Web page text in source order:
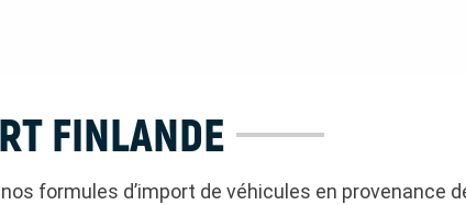
FINLANDE
formules d’import de véhicules en provenance